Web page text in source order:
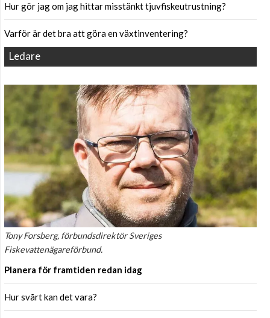
Hur gör jag om jag hittar misstänkt tjuvfiskeutrustning?
Varför är det bra att göra en växtinventering?
Ledare
Tony Forsberg, förbundsdirektör Sveriges
Fiskevattenägareförbund.
Planera för framtiden redan idag
Hur svårt kan det vara?